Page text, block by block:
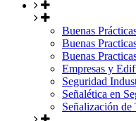
Buenas
Buenas
Buenas
Empresas y
Seguridad
Señalética en
Señalización de